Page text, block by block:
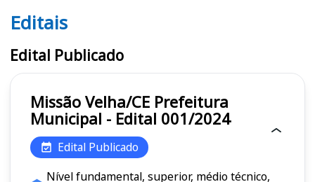
Editais
Editais
Edital Publicado
Missão Velha/CE Prefeitura
Municipal - Edital 001/2024
Edital Publicado
Nível fundamental, superior, médio técnico,